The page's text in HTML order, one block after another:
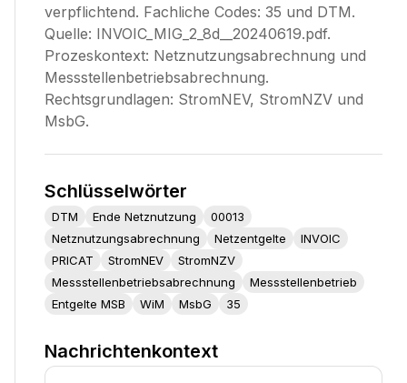
verpflichtend. Fachliche Codes: 35 und DTM.
Quelle: INVOIC_MIG_2_8d__20240619.pdf.
Prozeskontext: Netznutzungsabrechnung und
Messstellenbetriebsabrechnung.
Rechtsgrundlagen: StromNEV, StromNZV und
MsbG.
Schlüsselwörter
DTM Ende Netznutzung
00013
Netznutzungsabrechnung
Netzentgelte
INVOIC
PRICAT
StromNEV
StromNZV
Messstellenbetriebsabrechnung
Messstellenbetrieb
Entgelte MSB
WiM MsbG 35
Nachrichtenkontext